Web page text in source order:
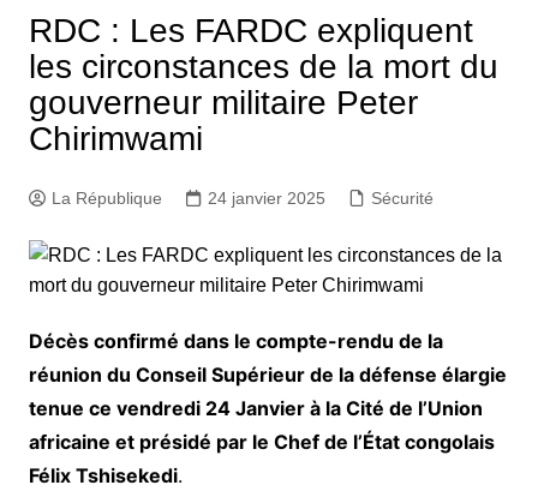
RDC : Les FARDC expliquent
les circonstances de la mort du
gouverneur militaire Peter
Chirimwami
La République 24 janvier 2025 Sécurité
Décès confirmé dans le compte-rendu de la
réunion du Conseil Supérieur de la défense élargie
tenue ce vendredi 24 Janvier à la Cité de l’Union
africaine et présidé par le Chef de l’État congolais
Félix Tshisekedi.